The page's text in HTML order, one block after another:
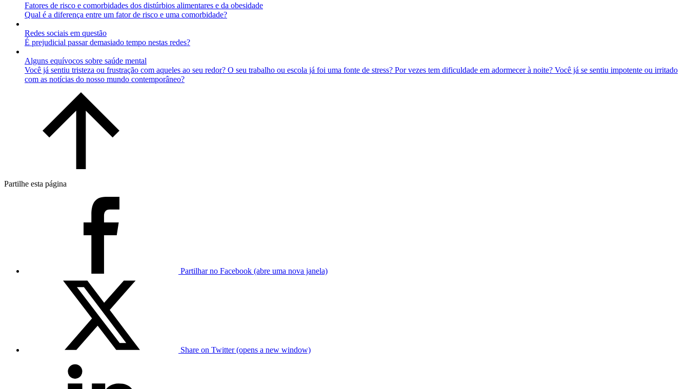
Fatores de risco e comorbidades dos distúrbios alimentares e da obesidade
Qual é a diferença entre um fator de risco e uma comorbidade?
Redes sociais em questão
É prejudicial passar demasiado tempo nestas redes?
Alguns equívocos sobre saúde mental
Você já sentiu tristeza ou frustração com aqueles ao seu redor? O seu trabalho ou escola já foi uma fonte de stress? Por vezes tem dificuldade em adormecer à noite? Você já se sentiu impotente ou irritado
com as notícias do nosso mundo contemporâneo?
Partilhe esta página
Partilhar no Facebook (abre uma nova janela)
Share on Twitter (opens a new window)